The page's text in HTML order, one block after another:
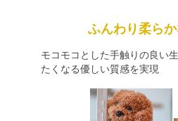
ふんわり柔ら
モコモコとした手触りの良い
たくなる優しい質感を実現